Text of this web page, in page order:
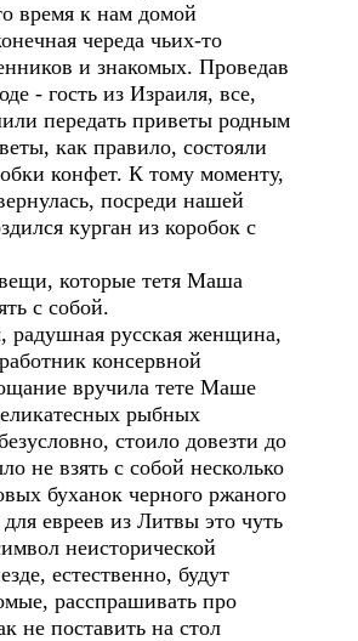
время к нам домой
череда чьих-то
и знакомых. Проведав
- гость из Израиля, все,
передать приветы родным
как правило, состояли
конфет. К тому моменту,
посреди нашей
курган из коробок с
которые тетя Маша
с собой.
русская женщина,
консервной
вручила тете Маше
рыбных
стоило довезти до
не взять с собой несколько
буханок черного ржаного
для евреев из Литвы это чуть
неисторической
естественно, будут
расспрашивать про
не поставить на стол